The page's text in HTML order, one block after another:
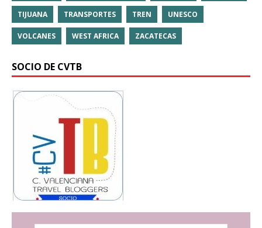
TIJUANA TRANSPORTES TREN UNESCO
VOLCANES WEST AFRICA ZACATECAS
SOCIO DE CVTB